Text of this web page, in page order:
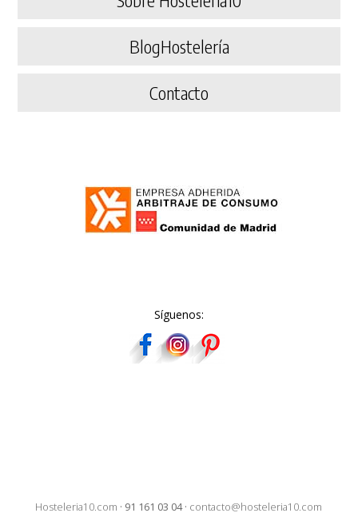
BlogHostelería
Contacto
Síguenos:
Hosteleria10.com · 91 161 03 04· contacto@hosteleria10.com